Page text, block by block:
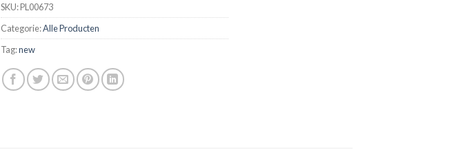
SKU:PL00673
Categorie:Alle Producten
Tag:new